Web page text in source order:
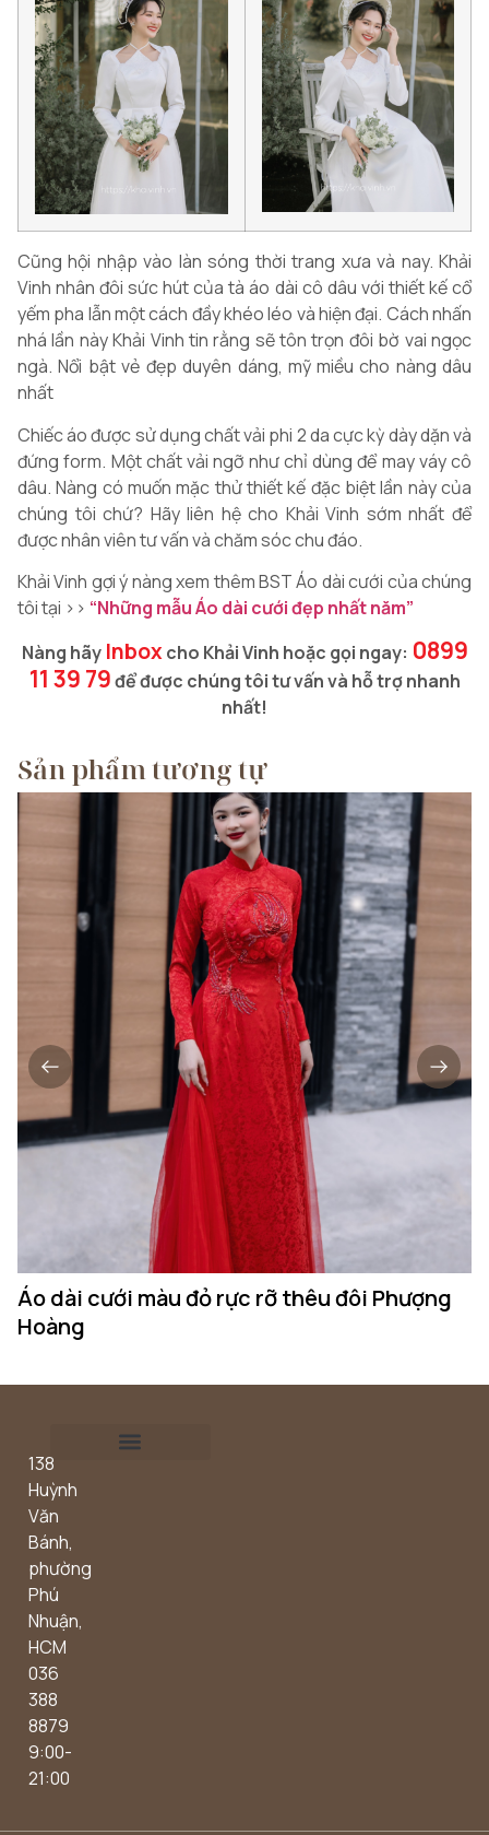
Cũng hội nhập vào làn sóng thời trang xưa và nay. Khải
Vinh nhân đôi sức hút của tà áo dài cô dâu với thiết kế cổ
yếm pha lẫn một cách đầy khéo léo và hiện đại. Cách nhấn
nhá lần này Khải Vinh tin rằng sẽ tôn trọn đôi bờ vai ngọc
ngà. Nổi bật vẻ đẹp duyên dáng, mỹ miều cho nàng dâu
nhất
Chiếc áo được sử dụng chất vải phi 2 da cực kỳ dày dặn và
đứng form. Một chất vải ngỡ như chỉ dùng để may váy cô
dâu. Nàng có muốn mặc thử thiết kế đặc biệt lần này của
chúng tôi chứ? Hãy liên hệ cho Khải Vinh sớm nhất để
được nhân viên tư vấn và chăm sóc chu đáo.
Khải Vinh gợi ý nàng xem thêm BST Áo dài cưới của chúng
tôi tại >> “Những mẫu Áo dài cưới đẹp nhất năm”
Nàng hãy Inboxcho Khải Vinh hoặc gọi ngay: 0899
11 39 79để được chúng tôi tư vấn và hỗ trợ nhanh
nhất!
Sản phẩm tương tự
Áo dài cưới màu đỏ rực rỡ thêu đôi Phượng
Hoàng
138
Huỳnh
Văn
Bánh,
phường
Phú
Nhuận,
HCM
036
388
8879
9:00-
21:00